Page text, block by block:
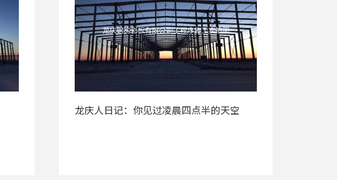
龙庆人日记：你见过凌晨四点半的天空
吗？